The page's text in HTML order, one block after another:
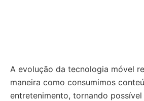
A evolução da tecnologia móvel
maneira como consumimos
entretenimento, tornando possível